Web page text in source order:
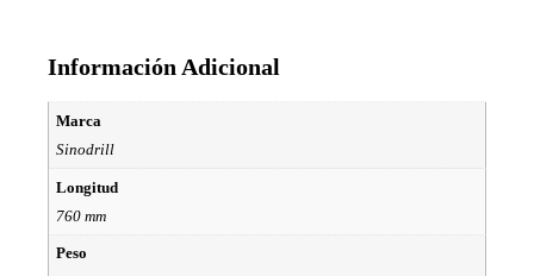
Información Adicional
Marca
Sinodrill
Longitud
760 mm
Peso